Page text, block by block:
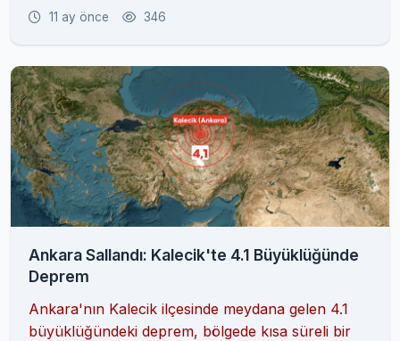
11 ay önce 346
Ankara Sallandı: Kalecik'te 4.1 Büyüklüğünde
Deprem
Ankara'nın Kalecik ilçesinde meydana gelen 4.1
büyüklüğündeki deprem, bölgede kısa süreli bir